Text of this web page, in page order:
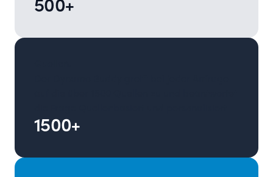
500+
1500+